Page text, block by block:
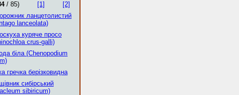
/ 85) [1]
[2]
ланцетолистий
lanceolata)
куряче просо
crus-galli)
біла (Chenopodium
гречка берізковидна
сибірський
sibiricum)